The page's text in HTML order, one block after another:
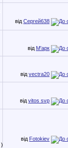
від Сергей638
від М'арк
від vectra20
від vitos svp
)
від Fotokiev